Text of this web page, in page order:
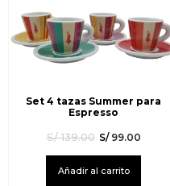
Set 4 tazas Summer para
Espresso
S/139.00 S/99.00
Añadir al carrito